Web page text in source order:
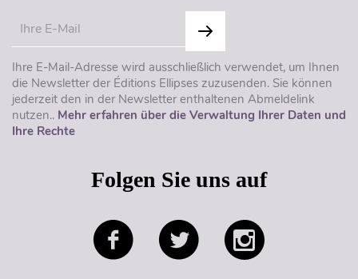
Ihre E-Mail-Adresse wird ausschließlich verwendet, um Ihnen
die Newsletter der Éditions Ellipses zuzusenden. Sie können
jederzeit den in der Newsletter enthaltenen Abmeldelink
nutzen.. Mehr erfahren über die Verwaltung Ihrer Daten und
Ihre Rechte
Folgen Sie uns auf